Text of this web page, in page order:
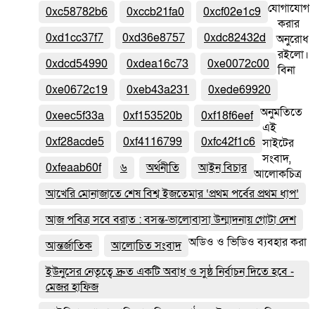
0xc58782b6
0xccb21fa0
0xcf02e1c9
0xd1cc37f7
0xd36e8757
0xdc82432d
0xdcd54990
0xdea16c73
0xe0072c00
0xe0672c19
0xeb43a231
0xede69920
0xeec5f33a
0xf153520b
0xf18f6eef
0xf28acde5
0xf4116799
0xfc42f1c6
0xfeaab60f
৬ অর্থনীতি
আইন বিচার
আখেরি মোনাজাতে শেষ বিশ্ব ইজতেমার ‘প্রথম পর্বের প্রথম ধাপ’
আজ পবিত্র সবে বরাত : বসন্ত-ভালোবাসা উন্মাদনায় গোটা দেশ
আন্তর্জাতিক
আলোচিত সংবাদ
ইউনুসের নেতৃত্বে দ্রুত একটি অবাধ ও সুষ্ঠ নির্বাচন দিতে হবে -
মেজর হাফিজ
যোগাযোগ
করার
অনুরোধ
রইলো।
বিনা
অনুমতিতে
এই
সাইটের
সংবাদ,
আলোকচিত্র
অডিও ও ভিডিও ব্যবহার করা